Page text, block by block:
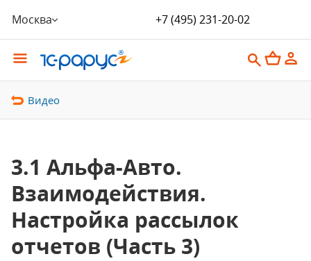
Москва +7 (495) 231-20-02
Видео
3.1 Альфа-Авто.
Взаимодействия.
Настройка рассылок
отчетов (Часть 3)